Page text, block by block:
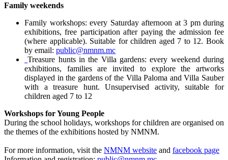
Family weekends
Family workshops: every Saturday afternoon at 3 pm during
exhibitions, free participation after paying the admission fee
(where applicable). Suitable for children aged 7 to 12. Book
by email: public@nmnm.mc
Treasure hunts in the Villa gardens: every weekend during
exhibitions, families are invited to explore the artworks
displayed in the gardens of the Villa Paloma and Villa Sauber
with a treasure hunt. Unsupervised activity, suitable for
children aged 7 to 12
Workshops for Young People
During the school holidays, workshops for children are organised on
the themes of the exhibitions hosted by NMNM.
For more information, visit the NMNM website and facebook page